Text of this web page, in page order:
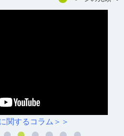
コラム＞＞